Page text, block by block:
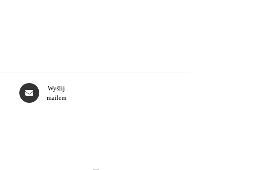
Wyślij
mailem